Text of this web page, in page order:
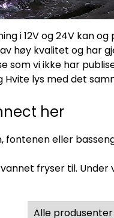
i 12V og 24V kan og
høy kvalitet og har
som vi ikke har
Hvite lys med det
her
eller
fryser til.